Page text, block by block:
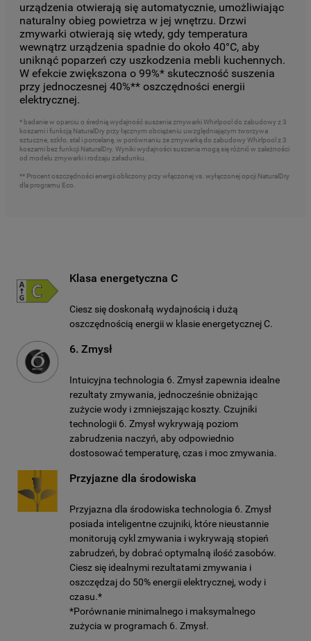
urządzenia otwierają się automatycznie, umożliwiając
naturalny obieg powietrza w jej wnętrzu. Drzwi
zmywarki otwierają się wtedy, gdy temperatura
wewnątrz urządzenia spadnie do około 40°C, aby
uniknąć poparzeń czy uszkodzenia mebli kuchennych.
W efekcie zwiększona o 99%* skuteczność suszenia
przy jednoczesnej 40%** oszczędności energii
elektrycznej.
* badanie w oparciu o średnią wydajność suszenia zmywarki Whirlpool do zabudowy z 3
koszami i funkcją NaturalDry przy łącznym obciążeniu uwzględniającym tworzywa
sztuczne, szkło, stal i porcelanę, w porównaniu ze zmywarką do zabudowy Whirlpool z 3
koszami bez funkcji NaturalDry. Wyniki wydajności suszenia mogą się różnić w zależności
od modelu zmywarki i rodzaju załadunku.
** Procent oszczędności energii obliczony przy włączonej vs. wyłączonej opcji NaturalDry
dla programu Eco.
Klasa energetyczna C
Ciesz się doskonałą wydajnością i dużą
oszczędnością energii w klasie energetycznej C.
6. Zmysł
Intuicyjna technologia 6. Zmysł zapewnia idealne
rezultaty zmywania, jednocześnie obniżając
zużycie wody i zmniejszając koszty. Czujniki
technologii 6. Zmysł wykrywają poziom
zabrudzenia naczyń, aby odpowiednio
dostosować temperaturę, czas i moc zmywania.
Przyjazne dla środowiska
Przyjazna dla środowiska technologia 6. Zmysł
posiada inteligentne czujniki, które nieustannie
monitorują cykl zmywania i wykrywają stopień
zabrudzeń, by dobrać optymalną ilość zasobów.
Ciesz się idealnymi rezultatami zmywania i
oszczędzaj do 50% energii elektrycznej, wody i
czasu.*
*Porównanie minimalnego i maksymalnego
zużycia w programach 6. Zmysł.